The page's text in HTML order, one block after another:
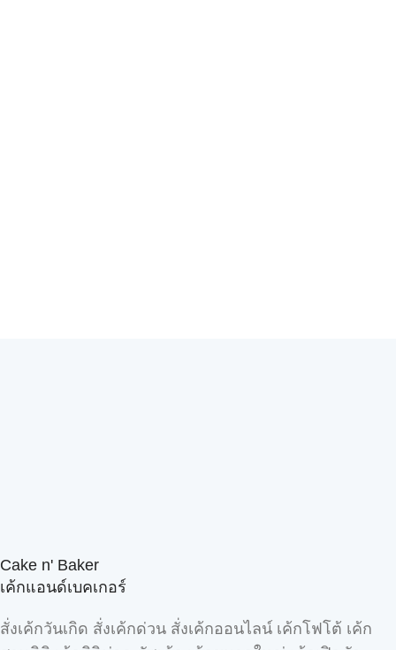
Cake n' Baker
เค้กแอนด์เบคเกอร์
สั่งเค้กวันเกิด สั่งเค้กด่วน สั่งเค้กออนไลน์ เค้กโฟโต้ เค้ก